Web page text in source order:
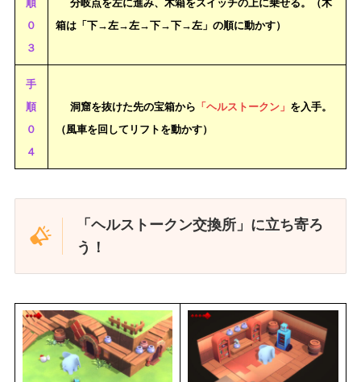
順
０
３
分岐点を左に進み、木箱をスイッチの上に乗せる。（木
箱は「下→左→左→下→下→左」の順に動かす）
手
順
０
４
洞窟を抜けた先の宝箱から 「ヘルストークン」 を入手。
（風車を回してリフトを動かす）
「ヘルストークン交換所」に立ち寄ろ
う！